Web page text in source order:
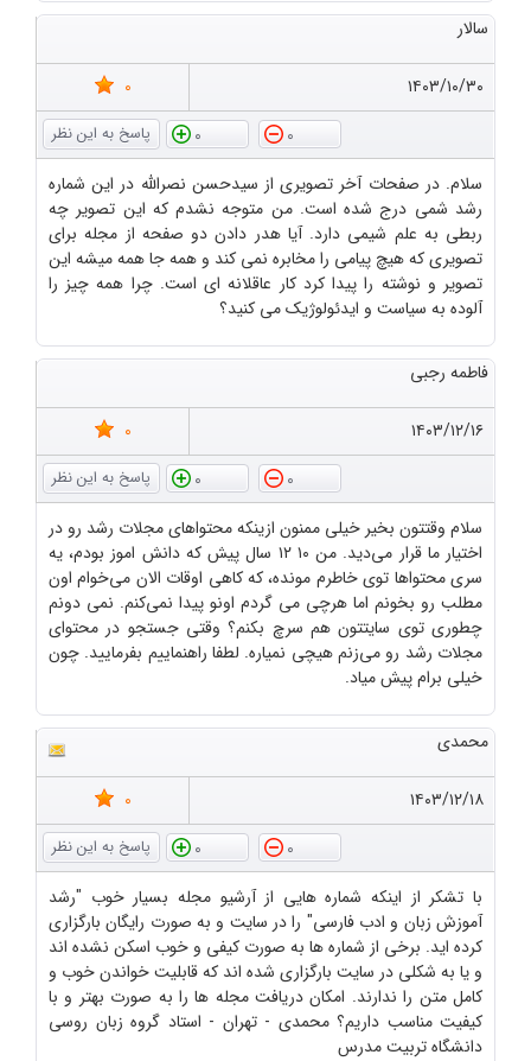
سالار
۱۴۰۳/۱۰/۳۰
0
0
0
سلام. در صفحات آخر تصویری از سیدحسن نصرالله در این شماره
رشد شمی درج شده است. من متوجه نشدم که این تصویر چه
ربطی به علم شیمی دارد. آیا هدر دادن دو صفحه از مجله برای
تصویری که هیچ پیامی را مخابره نمی کند و همه جا همه میشه این
تصویر و نوشته را پیدا کرد کار عاقلانه ای است. چرا همه چیز را
آلوده به سیاست و ایدئولوژیک می کنید؟
فاطمه رجبی
۱۴۰۳/۱۲/۱۶
0
0
0
سلام وقتتون بخیر خیلی ممنون ازینکه محتواهای مجلات رشد رو در
اختیار ما قرار می‌دید. من ۱۰ ۱۲ سال پیش که دانش اموز بودم، یه
سری محتواها توی خاطرم مونده، که کاهی اوقات الان می‌خوام اون
مطلب رو بخونم اما هرچی می گردم اونو پیدا نمی‌کنم. نمی دونم
چطوری توی سایتتون هم سرچ بکنم؟ وقتی جستجو در محتوای
مجلات رشد رو می‌زنم هیچی نمیاره. لطفا راهنماییم بفرمایید. چون
خیلی برام پیش میاد.
محمدی
۱۴۰۳/۱۲/۱۸
0
0
0
با تشکر از اینکه شماره هایی از آرشیو مجله بسیار خوب "رشد
آموزش زبان و ادب فارسی" را در سایت و به صورت رایگان بارگزاری
کرده اید. برخی از شماره ها به صورت کیفی و خوب اسکن نشده اند
و یا به شکلی در سایت بارگزاری شده اند که قابلیت خواندن خوب و
کامل متن را ندارند. امکان دریافت مجله ها را به صورت بهتر و با
کیفیت مناسب داریم؟ محمدی - تهران - استاد گروه زبان روسی
دانشگاه تربیت مدرس